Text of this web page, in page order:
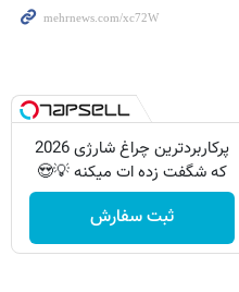
پرکاربردترین چراغ شارژی 2026
که شگفت زده ات میکنه 💡😍
ثبت سفارش